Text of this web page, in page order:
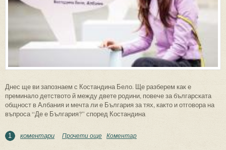
Днес ще ви запознаем с Костандина Бело. Ще разберем как е
преминало детството й между двете родини, повече за българската
общност в Албания и мечта ли е България за тях, както и отговора на
въпроса “Де е България?” според Костандина
1 коментари Прочети още about “Де е България?” според
Коментар